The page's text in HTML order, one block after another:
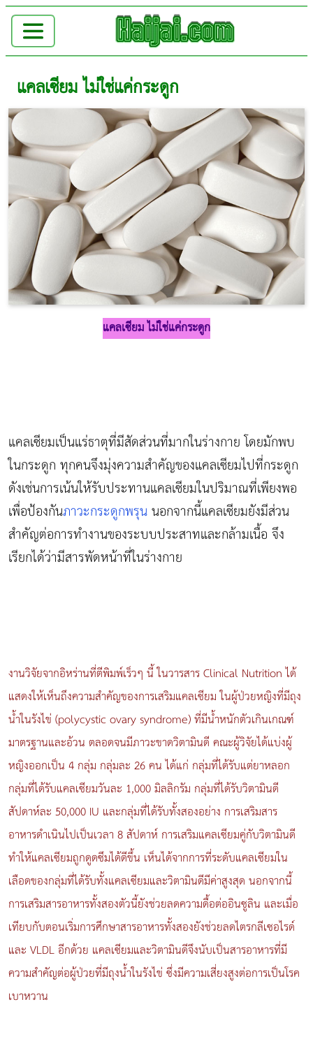
แคลเซียม ไม่ใช่แค่กระดูก
แคลเซียม ไม่ใช่แค่กระดูก
แคลเซียมเป็นแร่ธาตุที่มีสัดส่วนที่มากในร่างกาย โดยมักพบ
ในกระดูก ทุกคนจึงมุ่งความสำคัญของแคลเซียมไปที่กระดูก
ดังเช่นการเน้นให้รับประทานแคลเซียมในปริมาณที่เพียงพอ
เพื่อป้องกันภาวะกระดูกพรุนนอกจากนี้แคลเซียมยังมีส่วน
สำคัญต่อการทำงานของระบบประสาทและกล้ามเนื้อ จึง
เรียกได้ว่ามีสารพัดหน้าที่ในร่างกาย
งานวิจัยจากอิหร่านที่ตีพิมพ์เร็วๆ นี้ ในวารสาร Clinical Nutrition ได้
แสดงให้เห็นถึงความสำคัญของการเสริมแคลเซียม ในผู้ป่วยหญิงที่มีถุง
น้ำในรังไข่ (polycystic ovary syndrome) ที่มีน้ำหนักตัวเกินเกณฑ์
มาตรฐานและอ้วน ตลอดจนมีภาวะขาดวิตามินดี คณะผู้วิจัยได้แบ่งผู้
หญิงออกเป็น 4 กลุ่ม กลุ่มละ 26 คน ได้แก่ กลุ่มที่ได้รับแต่ยาหลอก
กลุ่มที่ได้รับแคลเซียมวันละ 1,000 มิลลิกรัม กลุ่มที่ได้รับวิตามินดี
สัปดาห์ละ 50,000 IU และกลุ่มที่ได้รับทั้งสองอย่าง การเสริมสาร
อาหารดำเนินไปเป็นเวลา 8 สัปดาห์ การเสริมแคลเซียมคู่กับวิตามินดี
ทำให้แคลเซียมถูกดูดซึมได้ดีขึ้น เห็นได้จากการที่ระดับแคลเซียมใน
เลือดของกลุ่มที่ได้รับทั้งแคลเซียมและวิตามินดีมีค่าสูงสุด นอกจากนี้
การเสริมสารอาหารทั้งสองตัวนี้ยังช่วยลดความดื้อต่ออินซูลิน และเมื่อ
เทียบกับตอนเริ่มการศึกษาสารอาหารทั้งสองยังช่วยลดไตรกลีเซอไรด์
และ VLDL อีกด้วย แคลเซียมและวิตามินดีจึงนับเป็นสารอาหารที่มี
ความสำคัญต่อผู้ป่วยที่มีถุงน้ำในรังไข่ ซึ่งมีความเสี่ยงสูงต่อการเป็นโรค
เบาหวาน